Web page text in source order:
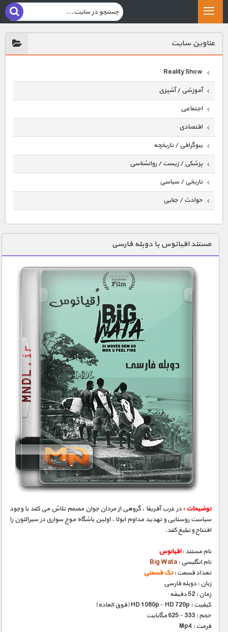
عناوين سايت
Reality Show
آموزشی / آشپزی
اجتماعی
اقتصادی
بیوگرافی / تاریخچه
پزشکی / زیست / روانشناسی
تاریخی / سیاسی
حوادث / جنایی
دنیای خوراکی ها
زمین شناسی / محیط زیست
سازه/ معماری/ مهندسی
سرگرمی
طبیعت
فرهنگ / هنر
گردشگری
ماورایی
مسابقات / ورزشی
مستند های اختصاصی
مستند اقیانوس با دوبله فارسی
توضیحات :در غرب آفریقا ، گروهی از مردان جوان مصمم تلاش می کنند با وجود
سیاست روستایی و تهدید مداوم ابولا ، اولین باشگاه موج سواری در سیرالئون را
افتتاح و تبلیغ کنند.
نام مستند :اقیانوس
نام انگلیسی : Big Wata
تعداد قسمت :تک قسمتی
زبان : دوبله فارسی
زمان : 52 دقیقه
کیفیت : HD 1080p – HD 720p (فوق العاده)
حجم : 333 – 625 مگابایت
فرمت : Mp4